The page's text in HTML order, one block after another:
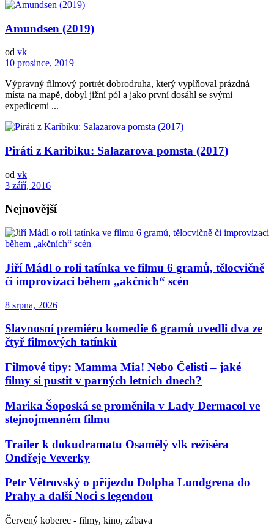
Amundsen (2019)
od vk
10 prosince, 2019
Výpravný filmový portrét dobrodruha, který vyplňoval prázdná
místa na mapě, dobyl jižní pól a jako první dosáhl se svými
expedicemi ...
Piráti z Karibiku: Salazarova pomsta (2017)
od vk
3 září, 2016
Nejnovější
Jiří Mádl o roli tatínka ve filmu 6 gramů, tělocvičně
či improvizaci během „akčních“ scén
8 srpna, 2026
Slavnosní premiéru komedie 6 gramů uvedli dva ze
čtyř filmových tatínků
Filmové tipy: Mamma Mia! Nebo Čelisti – jaké
filmy si pustit v parných letních dnech?
Marika Šoposká se proměnila v Lady Dermacol ve
stejnojmenném filmu
Trailer k dokudramatu Osamělý vlk režiséra
Ondřeje Veverky
Petr Větrovský o příjezdu Dolpha Lundgrena do
Prahy a další Noci s legendou
Červený koberec - filmy, kino, zábava